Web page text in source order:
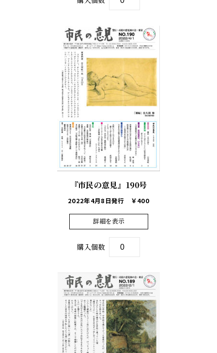
『市民の意見』190号
2022年4月8日発行 ￥400
詳細を表示
購入個数